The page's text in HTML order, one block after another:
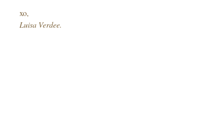
xo,
Luisa Verdee.